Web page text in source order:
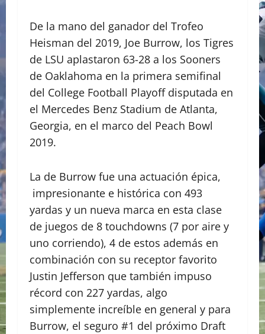
De la mano del ganador del Trofeo
Heisman del 2019, Joe Burrow, los Tigres
de LSU aplastaron 63-28 a los Sooners
de Oaklahoma en la primera semifinal
del College Football Playoff disputada en
el Mercedes Benz Stadium de Atlanta,
Georgia, en el marco del Peach Bowl
2019.
La de Burrow fue una actuación épica,
impresionante e histórica con 493
yardas y un nueva marca en esta clase
de juegos de 8 touchdowns (7 por aire y
uno corriendo), 4 de estos además en
combinación con su receptor favorito
Justin Jefferson que también impuso
récord con 227 yardas, algo
simplemente increíble en general y para
Burrow, el seguro #1 del próximo Draft